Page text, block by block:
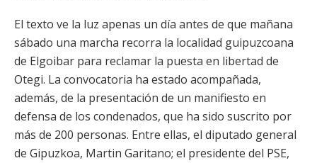
El texto ve la luz apenas un día antes de que mañana
sábado una marcha recorra la localidad guipuzcoana
de Elgoibar para reclamar la puesta en libertad de
Otegi. La convocatoria ha estado acompañada,
además, de la presentación de un manifiesto en
defensa de los condenados, que ha sido suscrito por
más de 200 personas. Entre ellas, el diputado general
de Gipuzkoa, Martin Garitano; el presidente del PSE,